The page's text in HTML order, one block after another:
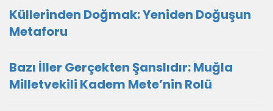
Küllerinden Doğmak: Yeniden Doğuşun
Metaforu
Bazı İller Gerçekten Şanslıdır: Muğla
Milletvekili Kadem Mete’nin Rolü